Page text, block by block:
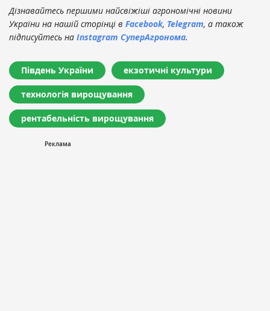
Дізнавайтесь першими найсвіжіші агрономічні новини
України на нашій сторінці в Facebook, Telegram, а також
підписуйтесь на Instagram СуперАгронома.
Південь України екзотичні культури
технологія вирощування
рентабельність вирощування